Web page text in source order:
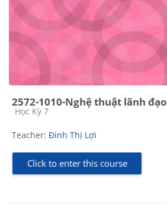
2572-1010-Nghệ thuật lãnh đạo
Course category
Học Kỳ 7
Teacher: Đinh Thị Lợi
Click to enter this course